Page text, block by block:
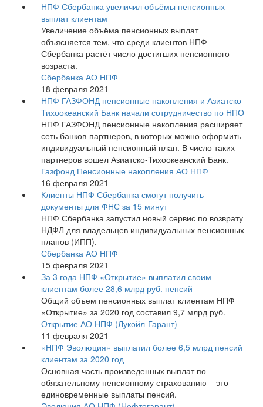
НПФ Сбербанка увеличил объёмы пенсионных
выплат клиентам
Увеличение объёма пенсионных выплат
объясняется тем, что среди клиентов НПФ
Сбербанка растёт число достигших пенсионного
возраста.
Сбербанка АО НПФ
18 февраля 2021
НПФ ГАЗФОНД пенсионные накопления и Азиатско-
Тихоокеанский Банк начали сотрудничество по НПО
НПФ ГАЗФОНД пенсионные накопления расширяет
сеть банков-партнеров, в которых можно оформить
индивидуальный пенсионный план. В число таких
партнеров вошел Азиатско-Тихоокеанский Банк.
Газфонд Пенсионные накопления АО НПФ
16 февраля 2021
Клиенты НПФ Сбербанка смогут получить
документы для ФНС за 15 минут
НПФ Сбербанка запустил новый сервис по возврату
НДФЛ для владельцев индивидуальных пенсионных
планов (ИПП).
Сбербанка АО НПФ
15 февраля 2021
За 3 года НПФ «Открытие» выплатил своим
клиентам более 28,6 млрд руб. пенсий
Общий объем пенсионных выплат клиентам НПФ
«Открытие» за 2020 год составил 9,7 млрд руб.
Открытие АО НПФ (Лукойл-Гарант)
11 февраля 2021
«НПФ Эволюция» выплатил более 6,5 млрд пенсий
клиентам за 2020 год
Основная часть произведенных выплат по
обязательному пенсионному страхованию – это
единовременные выплаты пенсий.